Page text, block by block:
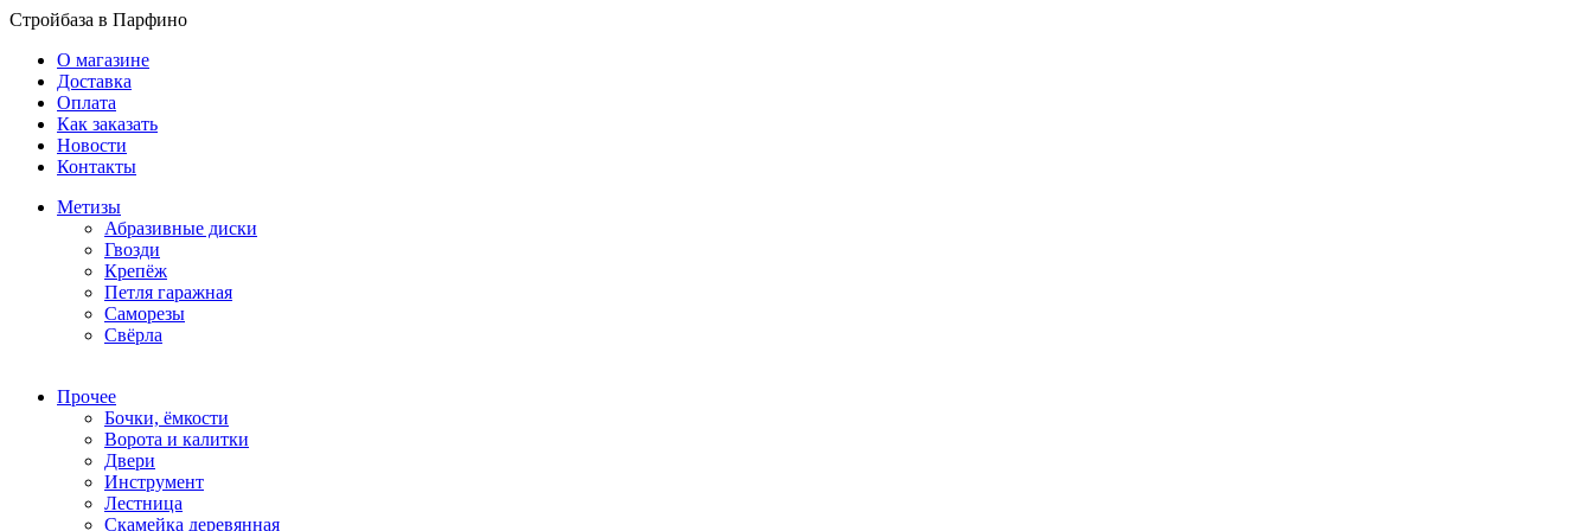
Стройбаза в Парфино
О магазине
Доставка
Оплата
Как заказать
Новости
Контакты
Метизы
Абразивные диски
Гвозди
Крепёж
Петля гаражная
Саморезы
Свёрла
Прочее
Бочки, ёмкости
Ворота и калитки
Двери
Инструмент
Лестница
Скамейка деревянная